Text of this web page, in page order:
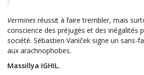
Vermines réussit à faire trembler, mais
conscience des préjugés et des inégalités
société. Sébastien Vaniček signe un sans-
aux arachnophobes.
Massillya IGHIL.